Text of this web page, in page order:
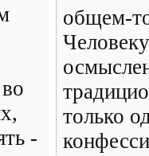
-
общем-
только